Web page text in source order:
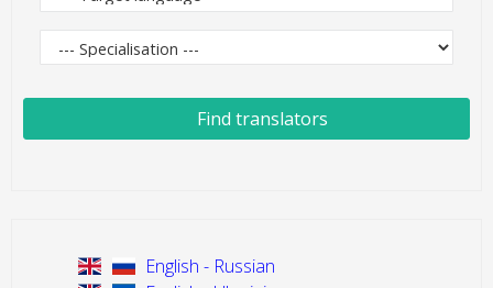
Find translators
English - Russian